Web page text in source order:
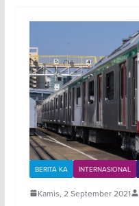
BERITA KA INTERNASIONAL
Kamis, 2 September 2021